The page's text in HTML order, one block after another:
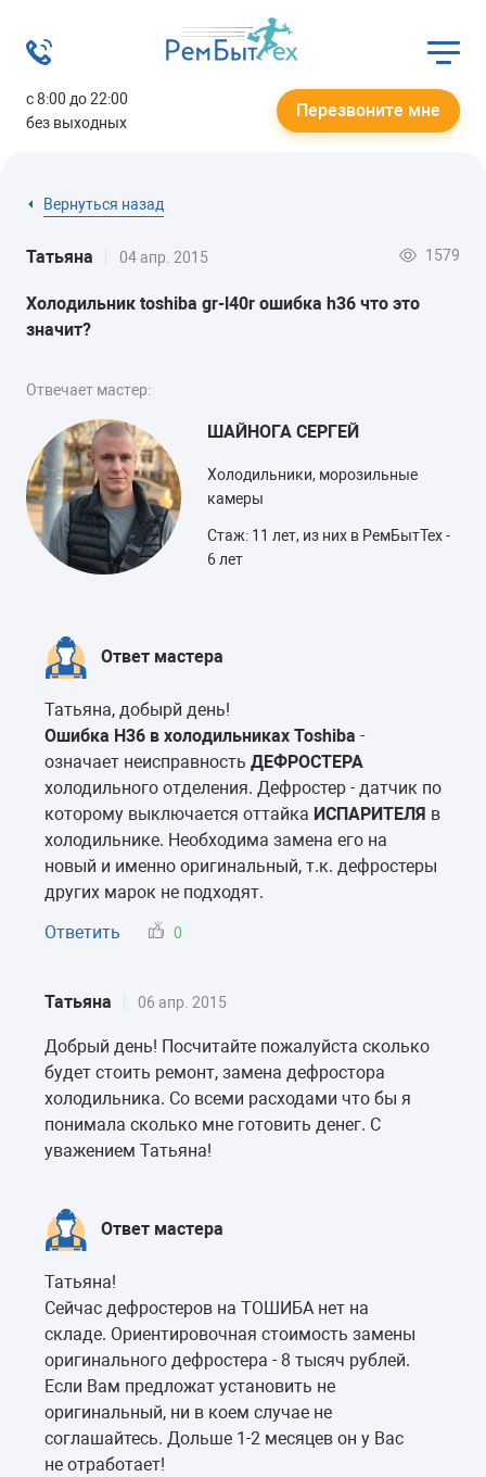
с 8:00 до 22:00
без выходных
Перезвоните мне
Вернуться назад
Татьяна 04 апр. 2015 1579
Холодильник toshiba gr-l40r ошибка h36 что это
значит?
Отвечает мастер:
ШАЙНОГА СЕРГЕЙ
Холодильники, морозильные
камеры
Стаж: 11 лет, из них в РемБытТех -
6 лет
Ответ мастера
Татьяна, добырй день!
Ошибка H36 в холодильниках Toshiba -
означает неисправность ДЕФРОСТЕРА
холодильного отделения. Дефростер - датчик по
которому выключается оттайка ИСПАРИТЕЛЯ в
холодильнике. Необходима замена его на
новый и именно оригинальный, т.к. дефростеры
других марок не подходят.
Ответить
0
Татьяна 06 апр. 2015
Добрый день! Посчитайте пожалуйста сколько
будет стоить ремонт, замена дефростора
холодильника. Со всеми расходами что бы я
понимала сколько мне готовить денег. С
уважением Татьяна!
Ответ мастера
Татьяна!
Сейчас дефростеров на ТОШИБА нет на
складе. Ориентировочная стоимость замены
оригинального дефростера - 8 тысяч рублей.
Если Вам предложат установить не
оригинальный, ни в коем случае не
соглашайтесь. Дольше 1-2 месяцев он у Вас
не отработает!